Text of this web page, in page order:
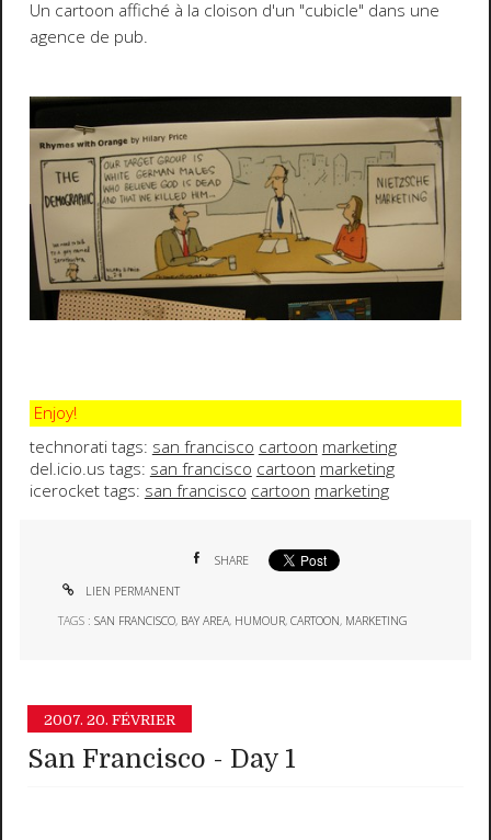
Un cartoon affiché à la cloison d'un "cubicle" dans une
agence de pub.
Enjoy!
technorati tags: san francisco cartoon marketing
del.icio.us tags: san francisco cartoon marketing
icerocket tags: san francisco cartoon marketing
SHARE
LIEN PERMANENT
TAGS :SAN FRANCISCO, BAY AREA, HUMOUR,CARTOON, MARKETING
2007. 20. FÉVRIER
San Francisco - Day 1